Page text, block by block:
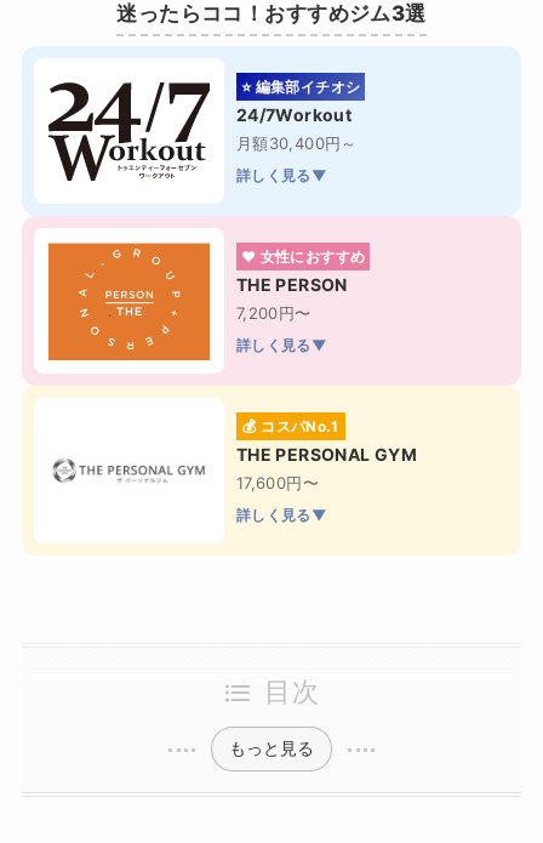
迷ったらココ！おすすめジム3選
⭐ 編集部イチオシ
24/7Workout
月額30,400円～
詳しく見る▼
❤ 女性におすすめ
THE PERSON
7,200円〜
詳しく見る▼
💰 コスパNo.1
THE PERSONAL GYM
17,600円〜
詳しく見る▼
目次
もっと見る